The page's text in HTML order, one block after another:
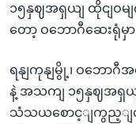
၁၅နှဈအရှယျ ထိုငျဝ
တော့ ဝဘောဂီဆေးရုံမှ
ရနျကုနျမွို့၊ ဝဘောဂီ
နဲ့ အသကျ ၁၅နှဈအရှ
သံသယစောင့ျကွည့ျလူ